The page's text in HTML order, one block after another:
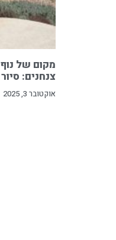
מקום של
צנחנים:
אוקטובר 3, 2025